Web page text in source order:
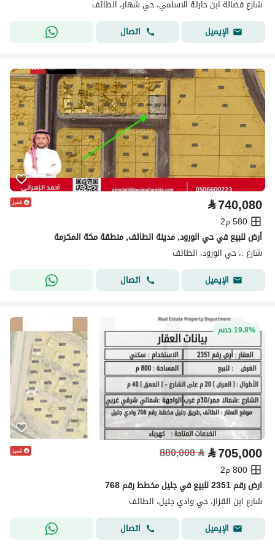
شارع فضالة ابن حارثة الاسلمي، حي شهار، الطائف
الإيميل
اتصال
⃁740,080
580 م2
أرض للبيع في حي الورود, مدينة الطائف, منطقة مكة المكرمة
شارع .، حي الورود، الطائف
الإيميل
اتصال
19.8% خصم
⃁705,000
⃁
880,000
800 م2
ارض رقم 2351 للبيع في جليل مخطط رقم 768
شارع ابن القزاز، حي وادي جليل، الطائف
الإيميل
اتصال